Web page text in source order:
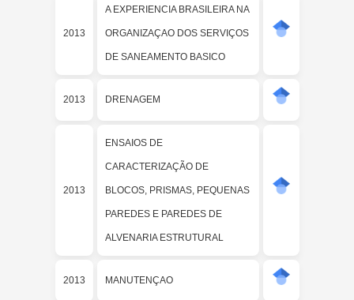
2013
A EXPERIENCIA BRASILEIRA NA
ORGANIZAÇAO DOS SERVIÇOS
DE SANEAMENTO BASICO
2013 DRENAGEM
2013
ENSAIOS DE
CARACTERIZAÇÃO DE
BLOCOS, PRISMAS, PEQUENAS
PAREDES E PAREDES DE
ALVENARIA ESTRUTURAL
2013 MANUTENÇAO